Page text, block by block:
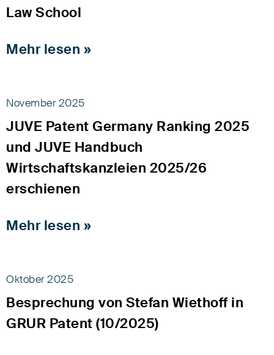
Law School
Mehr lesen »
November 2025
JUVE Patent Germany Ranking 2025
und JUVE Handbuch
Wirtschaftskanzleien 2025/26
erschienen
Mehr lesen »
Oktober 2025
Besprechung von Stefan Wiethoff in
GRUR Patent (10/2025)